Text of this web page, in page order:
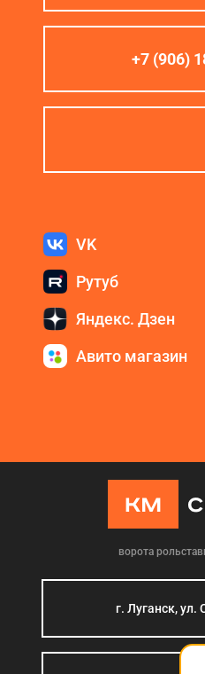
+7 (906)
VK
Рутуб
Яндекс. Дзен
Авито магазин
ворота
г. Луганск, ул.